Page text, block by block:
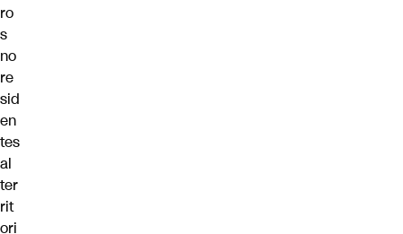
ro
s
no
re
sid
en
tes
al
ter
rit
ori